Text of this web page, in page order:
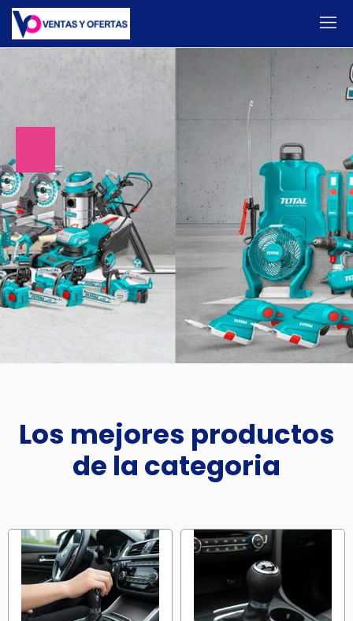
Los mejores productos
de la categoria